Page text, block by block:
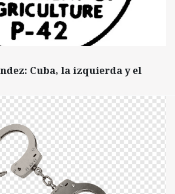
Cuba, la izquierda y el